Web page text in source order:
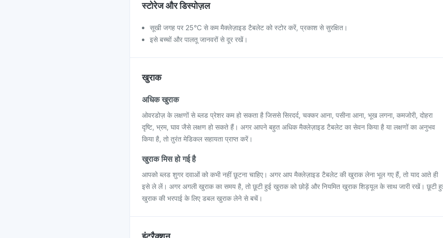
स्टोरेज और डिस्पोज़ल
सूखी जगह पर 25°C से कम मैक्लेज़ाइड टैबलेट को स्टोर करें, प्रकाश से सुरक्षित।
इसे बच्चों और पालतू जानवरों से दूर रखें।
खुराक
अधिक खुराक
ओवरडोज़ के लक्षणों से ब्लड प्रेशर कम हो सकता है जिससे सिरदर्द, चक्कर आना, पसीना आना, भूख लगना, कमजोरी, दोहरा
दृष्टि, भ्रम, घाव जैसे लक्षण हो सकते हैं। अगर आपने बहुत अधिक मैक्लेज़ाइड टैबलेट का सेवन किया है या लक्षणों का अनुभव
किया है, तो तुरंत मेडिकल सहायता प्राप्त करें।
खुराक मिस हो गई है
आपको ब्लड शुगर दवाओं को कभी नहीं छूटना चाहिए। अगर आप मैक्लेज़ाइड टैबलेट की खुराक लेना भूल गए हैं, तो याद आते ही
इसे ले लें। अगर अगली खुराक का समय है, तो छूटी हुई खुराक को छोड़ें और नियमित खुराक शिड्यूल के साथ जारी रखें। छूटी
खुराक की भरपाई के लिए डबल खुराक लेने से बचें।